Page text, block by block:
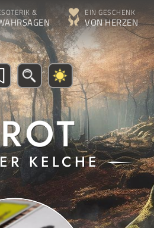
& EIN GESCHENK
VON HERZEN
KELCHE